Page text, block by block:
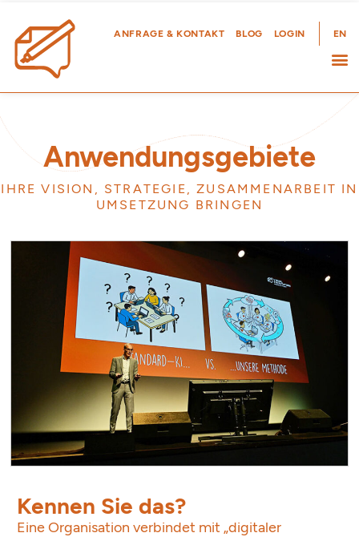
Inhalt
springen
ANFRAGE & KONTAKT BLOG LOGIN EN
Anwendungsgebiete
IHRE VISION, STRATEGIE, ZUSAMMENARBEIT IN
UMSETZUNG BRINGEN
Kennen Sie das?
Eine Organisation verbindet mit „digitaler